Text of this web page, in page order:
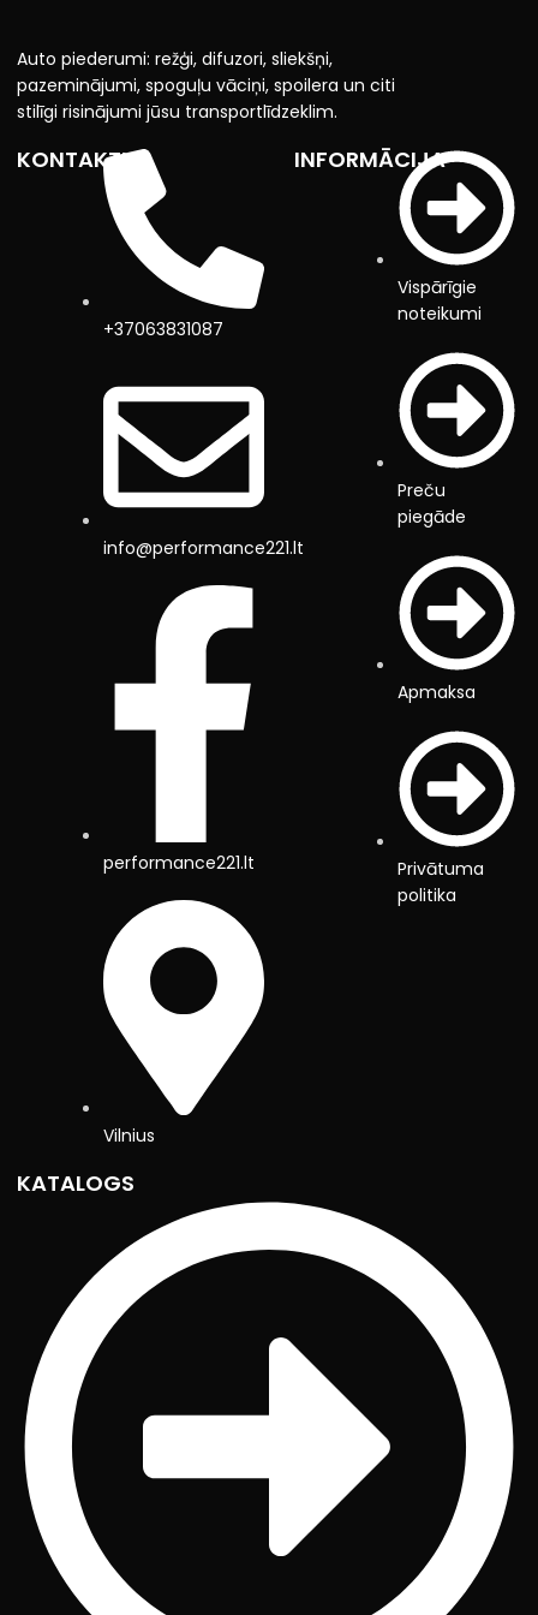
Auto piederumi: režģi, difuzori, sliekšņi,
pazeminājumi, spoguļu vāciņi, spoilera un citi
stilīgi risinājumi jūsu transportlīdzeklim.
KONTAKTI
+37063831087
info@performance221.lt
performance221.lt
Vilnius
INFORMĀCIJA
Vispārīgie
noteikumi
Preču
piegāde
Apmaksa
Privātuma
politika
KATALOGS